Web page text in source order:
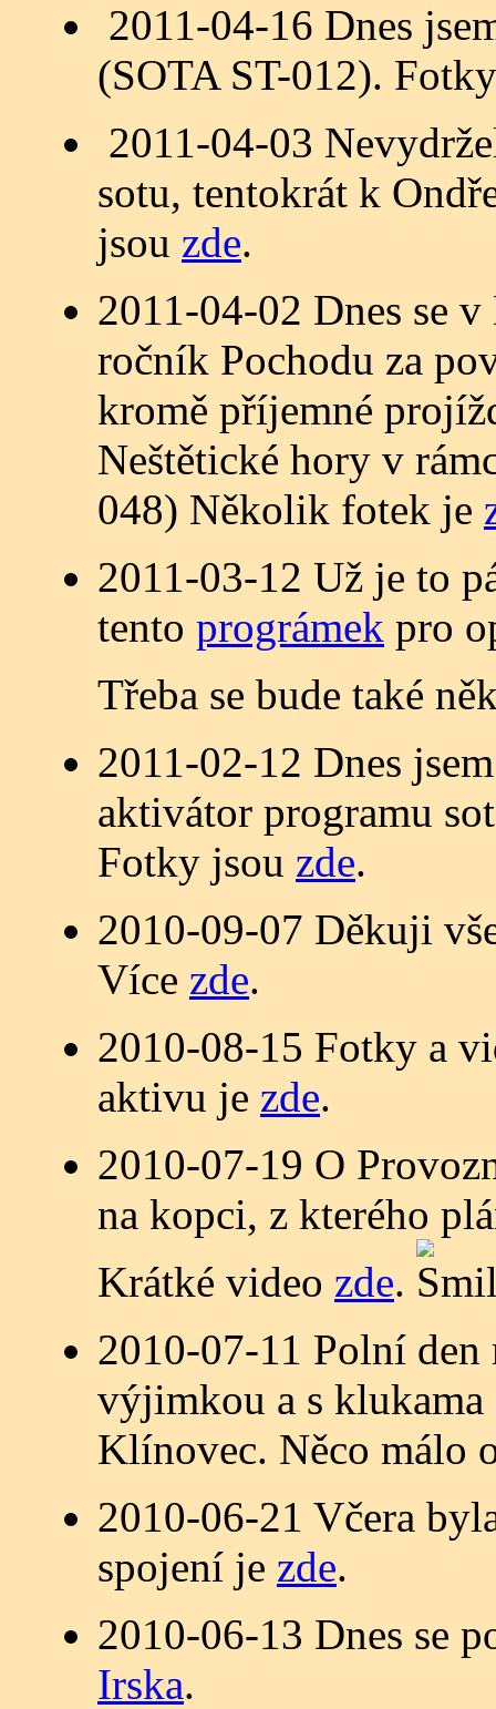
2011-04-16 Dnes
(SOTA ST-012).
2011-04-03
sotu, tentokrát k
jsou zde.
2011-04-02 Dnes se
ročník Pochodu za
kromě příjemné
Neštětické hory v
048) Několik fotek je
2011-03-12 Už je to
tento prográmek pro
Třeba se bude také
2011-02-12 Dnes
aktivátor programu
Fotky jsou zde.
2010-09-07 Děkuji
Více zde.
2010-08-15 Fotky a
aktivu je zde.
2010-07-19 O
na kopci, z kterého
Krátké video zde.
2010-07-11 Polní den
výjimkou a s
Klínovec. Něco málo
2010-06-21 Včera
spojení je zde.
2010-06-13 Dnes se
Irska.